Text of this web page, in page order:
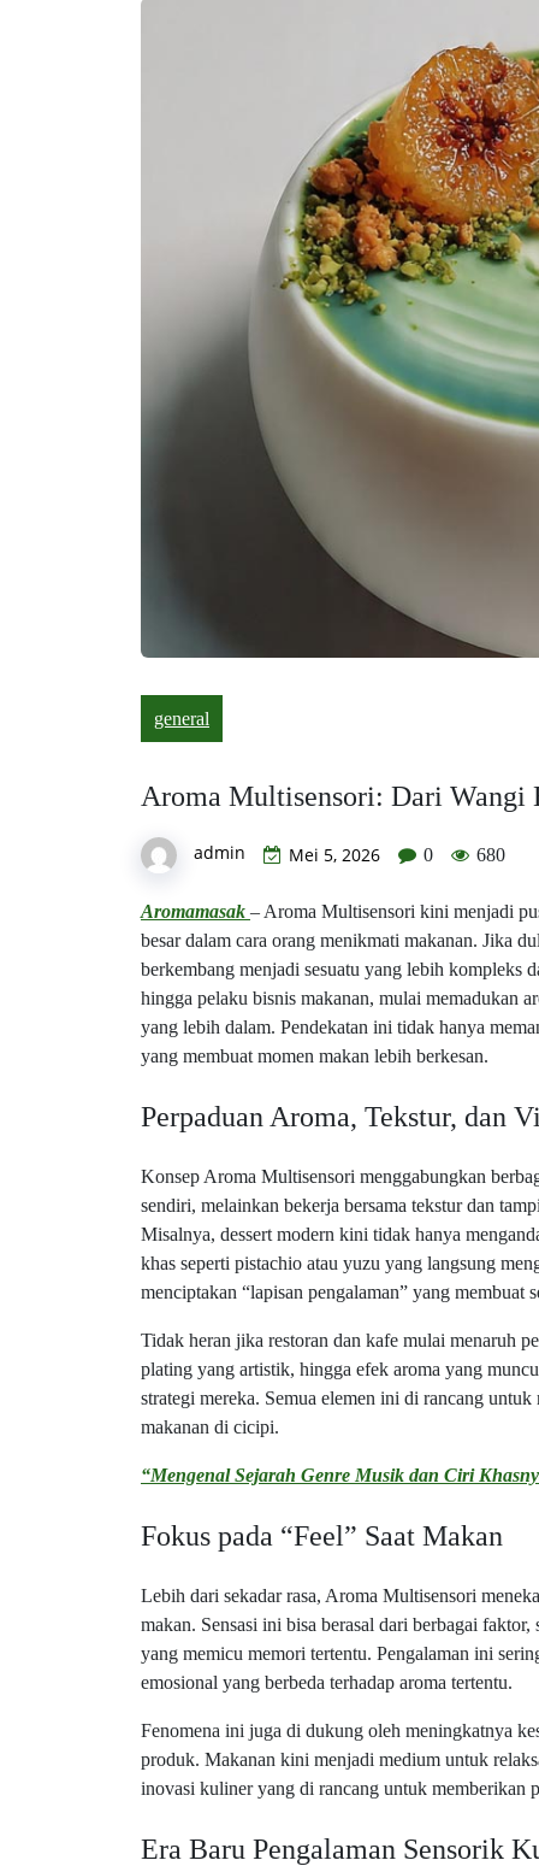
general
Aroma Multisensori: Dari Wangi
admin Mei 5, 2026 0 680
Aromamasak – Aroma Multisensori kini menjadi
besar dalam cara orang menikmati makanan. Jika
berkembang menjadi sesuatu yang lebih kompleks
hingga pelaku bisnis makanan, mulai memadukan
yang lebih dalam. Pendekatan ini tidak hanya
yang membuat momen makan lebih berkesan.
Perpaduan Aroma, Tekstur, dan
Konsep Aroma Multisensori menggabungkan
sendiri, melainkan bekerja bersama tekstur dan
Misalnya, dessert modern kini tidak hanya
khas seperti pistachio atau yuzu yang langsung
menciptakan “lapisan pengalaman” yang membuat
Tidak heran jika restoran dan kafe mulai menaruh
plating yang artistik, hingga efek aroma yang
strategi mereka. Semua elemen ini di rancang
makanan di cicipi.
“Mengenal Sejarah Genre Musik dan Ciri
Fokus pada “Feel” Saat Makan
Lebih dari sekadar rasa, Aroma Multisensori
makan. Sensasi ini bisa berasal dari berbagai
yang memicu memori tertentu. Pengalaman ini
emosional yang berbeda terhadap aroma tertentu.
Fenomena ini juga di dukung oleh meningkatnya
produk. Makanan kini menjadi medium untuk
inovasi kuliner yang di rancang untuk memberikan
Era Baru Pengalaman Sensorik